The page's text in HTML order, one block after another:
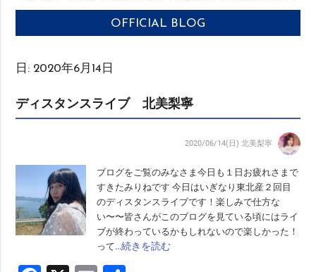
OFFICIAL BLOG
日: 2020年6月14日
ディスタンスライブ 北美梨寧
2020/06/14(日) 北美梨寧
ブログをご覧のみなさま今日も１日お疲れさまで
すきたみりねです 今日はいぎなり東北産２回目
のディスタンスライブです！楽しみで仕方な
い〜〜皆さんがこのブログを見ている頃にはライ
ブが終わっているかもしれないので楽しかった！
って…続きを読む